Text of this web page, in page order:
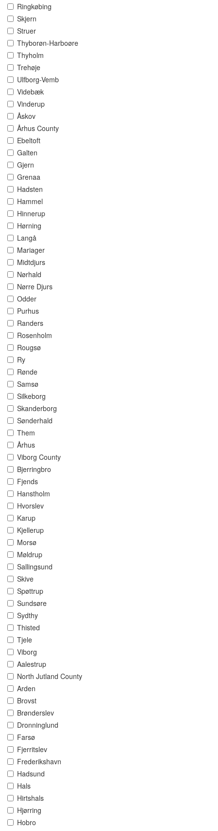
Ringkøbing
Skjern
Struer
Thyborøn-Harboøre
Thyholm
Trehøje
Ulfborg-Vemb
Videbæk
Vinderup
Åskov
Århus County
Ebeltoft
Galten
Gjern
Grenaa
Hadsten
Hammel
Hinnerup
Hørning
Langå
Mariager
Midtdjurs
Nørhald
Nørre Djurs
Odder
Purhus
Randers
Rosenholm
Rougsø
Ry
Rønde
Samsø
Silkeborg
Skanderborg
Sønderhald
Them
Århus
Viborg County
Bjerringbro
Fjends
Hanstholm
Hvorslev
Karup
Kjellerup
Morsø
Møldrup
Sallingsund
Skive
Spøttrup
Sundsøre
Sydthy
Thisted
Tjele
Viborg
Aalestrup
North Jutland County
Arden
Brovst
Brønderslev
Dronninglund
Farsø
Fjerritslev
Frederikshavn
Hadsund
Hals
Hirtshals
Hjørring
Hobro